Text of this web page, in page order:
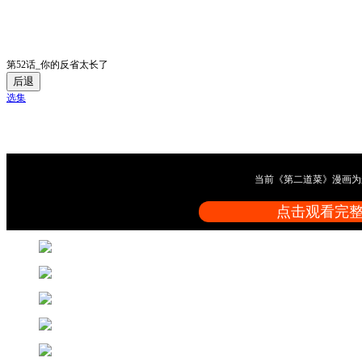
第52话_你的反省太长了
后退
选集
当前《第二道菜》漫画为
点击观看完